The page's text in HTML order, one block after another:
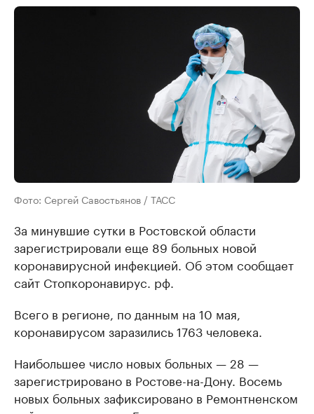
Фото: Сергей Савостьянов / ТАСС
За минувшие сутки в Ростовской области
зарегистрировали еще 89 больных новой
коронавирусной инфекцией. Об этом сообщает
сайт Стопкоронавирус. рф.
Всего в регионе, по данным на 10 мая,
коронавирусом заразились 1763 человека.
Наибольшее число новых больных — 28 —
зарегистрировано в Ростове-на-Дону. Восемь
новых больных зафиксировано в Ремонтненском